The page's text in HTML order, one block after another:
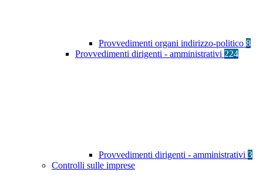
Provvedimenti organi indirizzo-politico 8
Provvedimenti dirigenti - amministrativi 224
Provvedimenti dirigenti - amministrativi 3
Controlli sulle imprese